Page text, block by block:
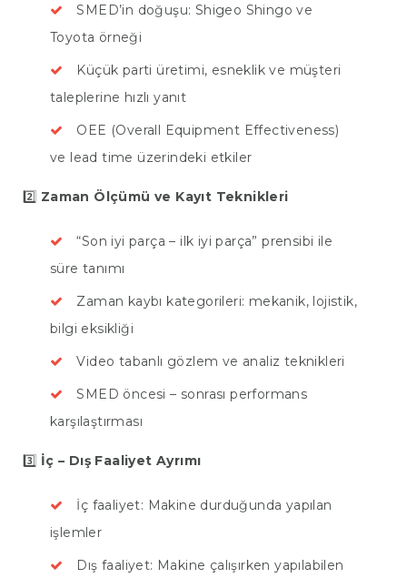
ANASAYFA
BIZE ULAŞIN
SMED’in doğuşu: Shigeo Shingo ve
Toyota örneği
Küçük parti üretimi, esneklik ve müşteri
taleplerine hızlı yanıt
OEE (Overall Equipment Effectiveness)
ve lead time üzerindeki etkiler
2️⃣ Zaman Ölçümü ve Kayıt Teknikleri
“Son iyi parça – ilk iyi parça” prensibi ile
süre tanımı
Zaman kaybı kategorileri: mekanik, lojistik,
bilgi eksikliği
Video tabanlı gözlem ve analiz teknikleri
SMED öncesi – sonrası performans
karşılaştırması
3️⃣ İç – Dış Faaliyet Ayrımı
İç faaliyet: Makine durduğunda yapılan
işlemler
Dış faaliyet: Makine çalışırken yapılabilen